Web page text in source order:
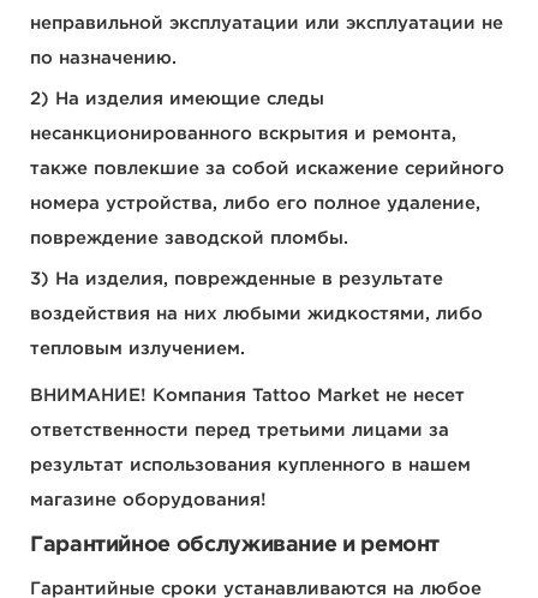
неправильной эксплуатации или эксплуатации не
по назначению.
На изделия имеющие следы
несанкционированного вскрытия и ремонта,
также повлекшие за собой искажение серийного
номера устройства, либо его полное удаление,
повреждение заводской пломбы.
На изделия, поврежденные в результате
воздействия на них любыми жидкостями, либо
тепловым излучением.
ВНИМАНИЕ! Компания Tattoo Market не несет
ответственности перед третьими лицами за
результат использования купленного в нашем
магазине оборудования!
Гарантийное обслуживание и ремонт
Гарантийные сроки устанавливаются на любое